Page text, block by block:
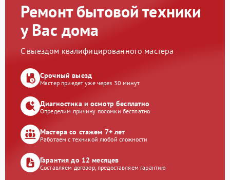
Ремонт бытовой техники
у Вас дома
С выездом квалифицированного мастера
Срочный выезд
Мастер приедет уже через 30 минут
Диагностика и осмотр бесплатно
Определим причину поломки бесплатно
Мастера со стажем 7+ лет
Работаем с техникой любой сложности
Гарантия до 12 месяцев
Составляем договор, предоставляем гарантию